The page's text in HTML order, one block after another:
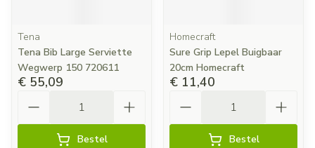
Tena
Tena Bib Large Serviette
Wegwerp 150 720611
€ 55,09
Bestel
Homecraft
Sure Grip Lepel Buigbaar
20cm Homecraft
€ 11,40
Bestel